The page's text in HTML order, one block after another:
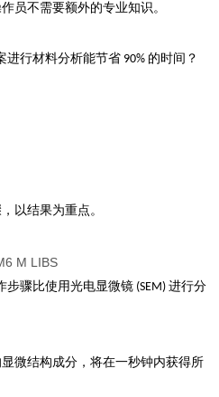
员不需要额外的专业知识。
进行材料分析能节省 90% 的时间？
以结果为重点。
步骤比使用光电显微镜 (SEM) 进行分
微结构成分，将在一秒钟内获得所